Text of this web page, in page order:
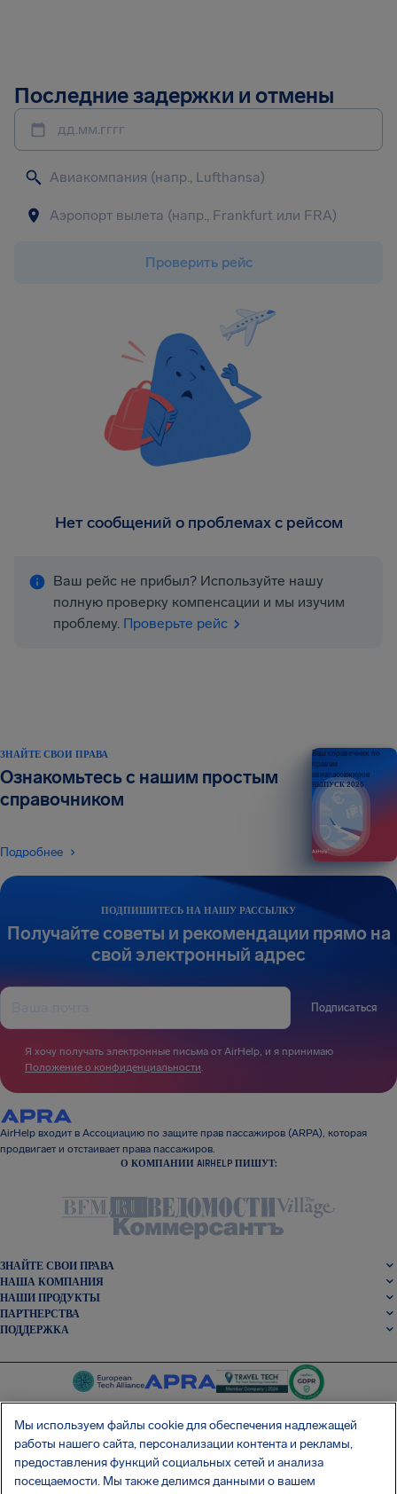
Последние задержки и отмены
дд.мм.гггг
Проверить рейс
Нет сообщений о проблемах с рейсом
Ваш рейс не прибыл? Используйте нашу
полную проверку компенсации и мы изучим
проблему. Проверьте рейс
ПОДПИШИТЕСЬ НА НАШУ РАССЫЛКУ
Получайте советы и рекомендации прямо на
свой электронный адрес
Подписаться
Я хочу получать электронные письма от AirHelp, и я принимаю
Положение о конфиденциальности.
ЗНАЙТЕ СВОИ ПРАВА
Ознакомьтесь с нашим простым
справочником
Подробнее
Ваш справочник по
правам
авиапассажиров
ВЫПУСК 2026
AirHelp входит в Ассоциацию по защите прав пассажиров (ARPA), которая
продвигает и отстаивает права пассажиров.
О КОМПАНИИ AIRHELP ПИШУТ:
ЗНАЙТЕ СВОИ ПРАВА
НАША КОМПАНИЯ
НАШИ ПРОДУКТЫ
ПАРТНЕРСТВА
ПОДДЕРЖКА
SocialFacebookSocialInstagram
SocialLinkedin
Мы используем файлы cookie для обеспечения надлежащей
работы нашего сайта, персонализации контента и рекламы,
предоставления функций социальных сетей и анализа
посещаемости. Мы также делимся данными о вашем